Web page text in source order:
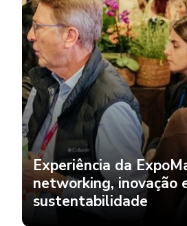
Experiência da
networking, inovação
sustentabilidade